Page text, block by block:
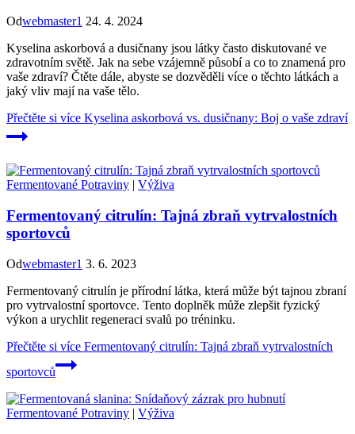
Odwebmaster1 24. 4. 2024
Kyselina askorbová a dusičnany jsou látky často diskutované ve
zdravotním světě. Jak na sebe vzájemně působí a co to znamená pro
vaše zdraví? Čtěte dále, abyste se dozvěděli více o těchto látkách a
jaký vliv mají na vaše tělo.
Přečtěte si více Kyselina askorbová vs. dusičnany: Boj o vaše zdraví
Fermentované Potraviny | Výživa
Fermentovaný citrulín: Tajná zbraň vytrvalostních
sportovců
Odwebmaster1 3. 6. 2023
Fermentovaný citrulín je přírodní látka, která může být tajnou zbraní
pro vytrvalostní sportovce. Tento doplněk může zlepšit fyzický
výkon a urychlit regeneraci svalů po tréninku.
Přečtěte si více Fermentovaný citrulín: Tajná zbraň vytrvalostních
sportovců
Fermentované Potraviny | Výživa